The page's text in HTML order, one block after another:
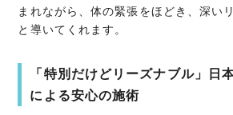
まれながら、体の緊張をほどき、深い
と導いてくれます。
「特別だけどリーズナブル」日
による安心の施術